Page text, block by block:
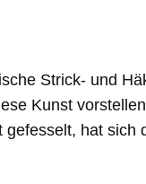
Strick- und
Kunst
hat